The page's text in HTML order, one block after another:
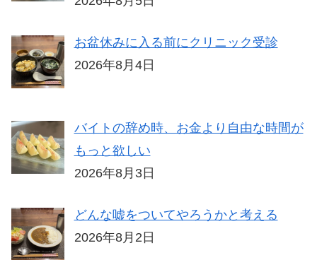
お盆休みに入る前にクリニック受診
2026年8月4日
バイトの辞め時、お金より自由な時間が
もっと欲しい
2026年8月3日
どんな嘘をついてやろうかと考える
2026年8月2日